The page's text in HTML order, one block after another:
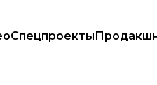
Спецпроекты